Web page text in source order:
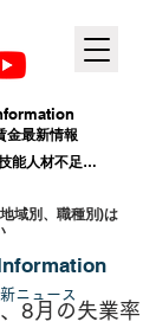
金最新情報
域別、職種別)は
8月の失業率
ニュー ス